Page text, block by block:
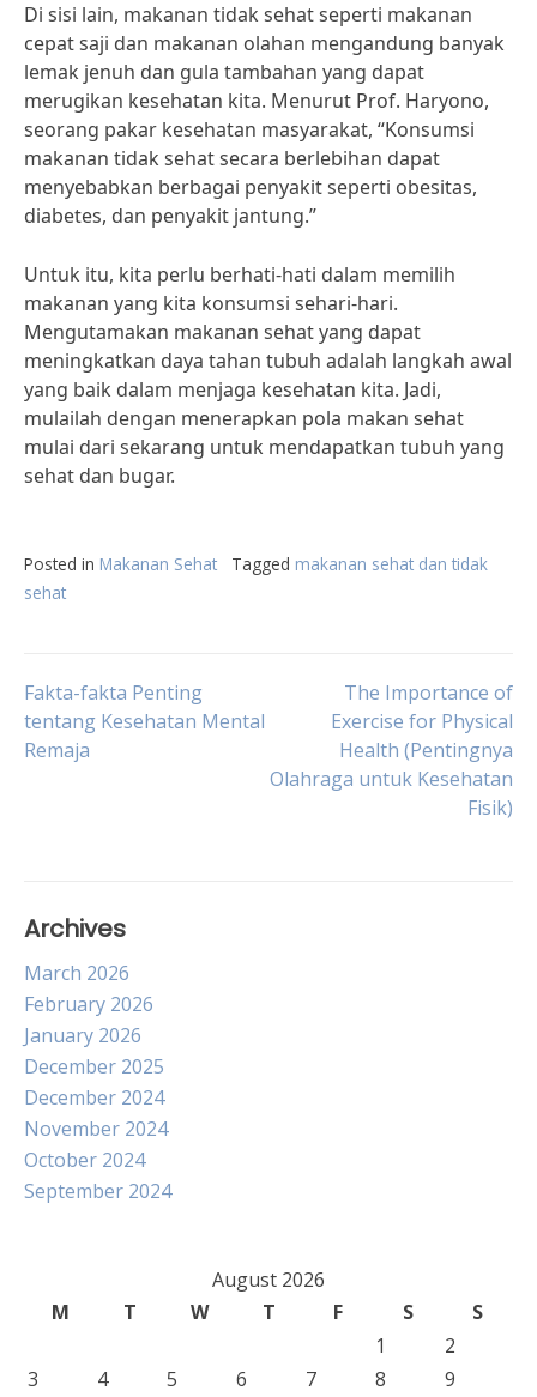
Di sisi lain, makanan tidak sehat seperti makanan
cepat saji dan makanan olahan mengandung banyak
lemak jenuh dan gula tambahan yang dapat
merugikan kesehatan kita. Menurut Prof. Haryono,
seorang pakar kesehatan masyarakat, “Konsumsi
makanan tidak sehat secara berlebihan dapat
menyebabkan berbagai penyakit seperti obesitas,
diabetes, dan penyakit jantung.”
Untuk itu, kita perlu berhati-hati dalam memilih
makanan yang kita konsumsi sehari-hari.
Mengutamakan makanan sehat yang dapat
meningkatkan daya tahan tubuh adalah langkah awal
yang baik dalam menjaga kesehatan kita. Jadi,
mulailah dengan menerapkan pola makan sehat
mulai dari sekarang untuk mendapatkan tubuh yang
sehat dan bugar.
Posted in Makanan Sehat Tagged makanan sehat dan tidak
sehat
Post
navigation
Fakta-fakta Penting
tentang Kesehatan Mental
Remaja
The Importance of
Exercise for Physical
Health (Pentingnya
Olahraga untuk Kesehatan
Fisik)
Archives
March 2026
February 2026
January 2026
December 2025
December 2024
November 2024
October 2024
September 2024
August 2026
M
T W T F S
S
1
2
3
4 5 6 7 8 9